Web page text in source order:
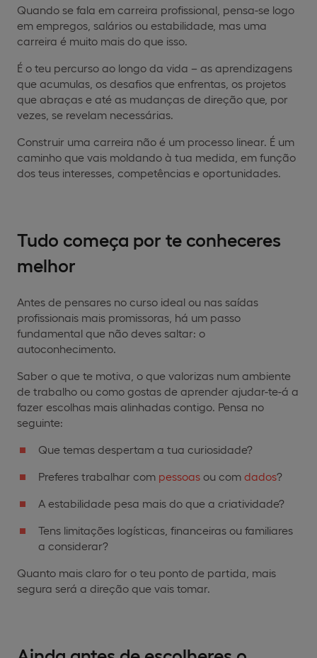
Quando se fala em carreira profissional, pensa-se logo
em empregos, salários ou estabilidade, mas uma
carreira é muito mais do que isso.
É o teu percurso ao longo da vida – as aprendizagens
que acumulas, os desafios que enfrentas, os projetos
que abraças e até as mudanças de direção que, por
vezes, se revelam necessárias.
Construir uma carreira não é um processo linear. É um
caminho que vais moldando à tua medida, em função
dos teus interesses, competências e oportunidades.
Tudo começa por te conheceres
melhor
Antes de pensares no curso ideal ou nas saídas
profissionais mais promissoras, há um passo
fundamental que não deves saltar: o
autoconhecimento.
Saber o que te motiva, o que valorizas num ambiente
de trabalho ou como gostas de aprender ajudar-te-á a
fazer escolhas mais alinhadas contigo. Pensa no
seguinte:
Que temas despertam a tua curiosidade?
Preferes trabalhar com pessoas ou com dados?
A estabilidade pesa mais do que a criatividade?
Tens limitações logísticas, financeiras ou familiares
a considerar?
Quanto mais claro for o teu ponto de partida, mais
segura será a direção que vais tomar.